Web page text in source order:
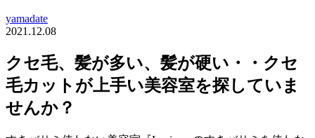
yamadate
2021.12.08
クセ毛、髪が多い、髪が硬い・・クセ
毛カットが上手い美容室を探していま
せんか？